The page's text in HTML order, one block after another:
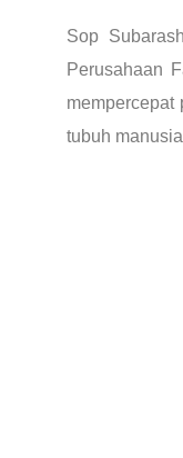
Sop
Perusahaan
mempercepat
tubuh